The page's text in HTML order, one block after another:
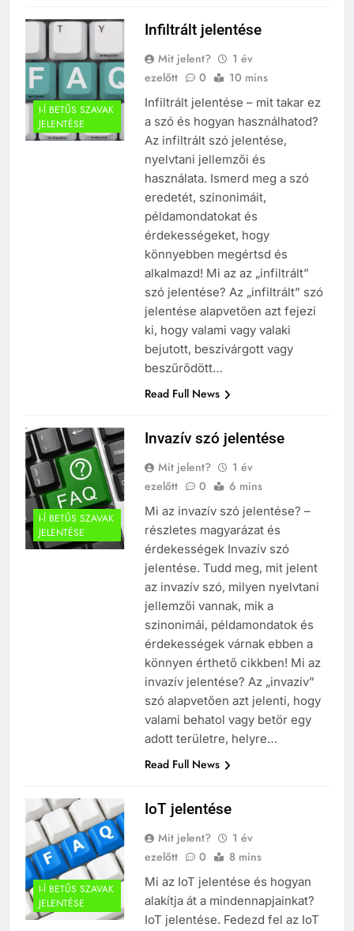
I-Í BETŰS SZAVAK
JELENTÉSE
Infiltrált jelentése
Mit jelent?
1 év
ezelőtt
0 10 mins
Infiltrált jelentése – mit takar ez
a szó és hogyan használhatod?
Az infiltrált szó jelentése,
nyelvtani jellemzői és
használata. Ismerd meg a szó
eredetét, szinonimáit,
példamondatokat és
érdekességeket, hogy
könnyebben megértsd és
alkalmazd! Mi az az „infiltrált”
szó jelentése? Az „infiltrált” szó
jelentése alapvetően azt fejezi
ki, hogy valami vagy valaki
bejutott, beszivárgott vagy
beszűrődött…
Read Full News
I-Í BETŰS SZAVAK
JELENTÉSE
Invazív szó jelentése
Mit jelent?
1 év
ezelőtt
0 6 mins
Mi az invazív szó jelentése? –
részletes magyarázat és
érdekességek Invazív szó
jelentése. Tudd meg, mit jelent
az invazív szó, milyen nyelvtani
jellemzői vannak, mik a
szinonimái, példamondatok és
érdekességek várnak ebben a
könnyen érthető cikkben! Mi az
invazív jelentése? Az „invazív”
szó alapvetően azt jelenti, hogy
valami behatol vagy betör egy
adott területre, helyre…
Read Full News
I-Í BETŰS SZAVAK
JELENTÉSE
IoT jelentése
Mit jelent?
1 év
ezelőtt
0 8 mins
Mi az IoT jelentése és hogyan
alakítja át a mindennapjainkat?
IoT jelentése. Fedezd fel az IoT
Célkitűzés jelentése
C BETŰS SZAVAK JELENTÉSE
6
Centrális jelentése